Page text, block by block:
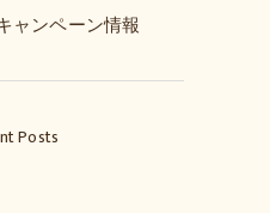
ンペーン情報
Posts